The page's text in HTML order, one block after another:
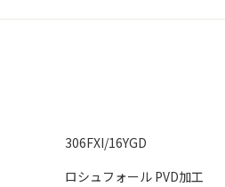
306FXI/16YGD
ロシュフォール PVD加工